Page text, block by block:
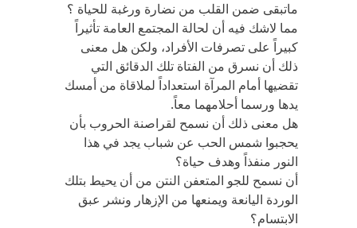
ماتبقى ضمن القلب من نضارة ورغبة للحياة ؟
مما لاشك فيه أن لحالة المجتمع العامة تأثيراً
كبيراً على تصرفات الأفراد، ولكن هل معنى
ذلك أن نسرق من الفتاة تلك الدقائق التي
تقضيها أمام المرآة استعداداً لملاقاة من أمسك
يدها ورسما أحلامهما معاً.
هل معنى ذلك أن نسمح لقراصنة الحروب بأن
يحجبوا شمس الحب عن شباب يجد في هذا
النور منفذاً وهدف حياة؟
أن نسمح للجو المتعفن النتن من أن يحيط بتلك
الوردة اليانعة ويمنعها من الإزهار ونشر عبق
الابتسام؟